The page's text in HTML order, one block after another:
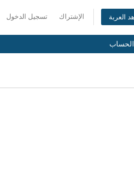
تسجيل الدخول الإشتراك العربة